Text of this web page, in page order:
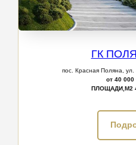
ГК
пос. Красная Поляна,
от 40 000
ПЛОЩАДИ,М2